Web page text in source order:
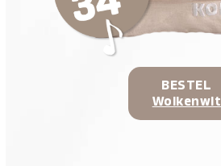
BESTEL
Wolkenwit